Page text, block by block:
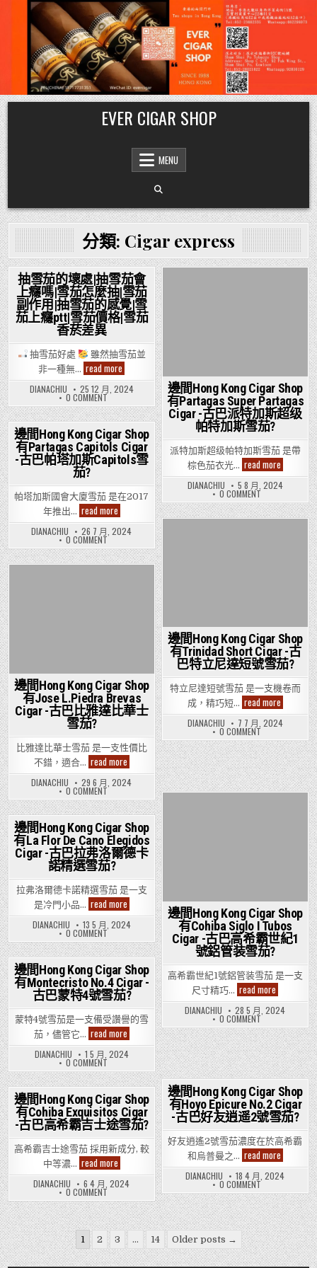
Skip
to
content
EVER CIGAR SHOP
MENU
分類: Cigar express
Posted
in
抽雪茄的壞處|抽雪茄會
上癮嗎|雪茄怎麼抽|雪茄
副作用|抽雪茄的感覺|雪
茄上癮ptt|雪茄價格|雪茄
香菸差異
抽雪茄好處
雖然抽雪茄並
非一種無… read more
雪
茄
的
壞
處|
抽
雪
茄
會
上
癮
雪
茄
怎
抽|
雪
副
作
ptt|
雪
茄
價
格|
雪
香
菸
差
異
DIANACHIU 25 12 月, 2024
0 COMMENTON
抽
雪
茄
的
壞
處|
抽
雪
上
癮
嗎|
雪
茄
怎
抽|
雪
茄
癮
PTT|
雪
茄
價
格|
茄
香
菸
差
異
邊間Hong Kong Cigar Shop
有Partagas Super Partagas
Cigar -古巴派特加斯超级
帕特加斯雪茄?
派特加斯超级帕特加斯雪茄 是帶
棕色茄衣光… read more邊
間
Hong
Kong
Cigar
Shop
有
Partagas
Partagas
超
级
帕
特
加
斯
雪
茄?
DIANACHIU 5 8 月, 2024
0 COMMENT ON
邊
間
HONG
特
加
斯
超
级
帕
特
加
斯
雪
茄?
Posted
in
邊間Hong Kong Cigar Shop
有Partagas Capitols Cigar
-古巴帕塔加斯Capitols雪
茄?
帕塔加斯國會大廈雪茄 是在2017
年推出… read more邊
間
Hong
Kong
Cigar
Shop
有
雪
茄?
DIANACHIU 26 7 月, 2024
0 COMMENTON
邊
間
HONG
加
斯
CAPITOLS
雪
茄?
邊間Hong Kong Cigar Shop
有Trinidad Short Cigar -古
巴特立尼達短號雪茄?
特立尼達短號雪茄 是一支機卷而
成，精巧短… read more邊
間
Hong
Kong
Cigar
Shop
有
Trinidad
Short
Cigar
-
DIANACHIU 7 7 月, 2024
0 COMMENT ON
邊
間
HONG
KONG
CIGAR
SHOP
有
雪
茄?
邊間Hong Kong Cigar Shop
有Jose L.Piedra Brevas
Cigar -古巴比雅達比華士
雪茄?
比雅達比華士雪茄 是一支性價比
不錯，適合… read more邊
間
Hong
Kong
Cigar
Shop
有
Jose
L.Piedra
Brevas
Cigar
-
巴
比
雅
達
比
華
雪
茄?
DIANACHIU 29 6 月, 2024
0 COMMENTON
邊
間
HONG
KONG
CIGAR
SHOP
有
JOSE
L.PIEDRA
BREVAS
CIGAR
-
古
巴
比
雅
比
華
士
雪
茄?
邊間Hong Kong Cigar Shop
有Cohiba Siglo I Tubos
Cigar -古巴高希霸世紀1
號鋁管装雪茄?
高希霸世紀1號鋁管装雪茄 是一支
尺寸精巧… read more
間
Hong
Kong
Cigar
Shop
有
Cohiba
Siglo
I
Tubos
Cigar
-
古
巴
高
希
霸
世
紀
1
號
鋁
管
装
雪
茄?
DIANACHIU 28 5 月, 2024
0 COMMENTON
邊
間
HONG
KONG
CIGAR
SHOP
有
COHIBA
SIGLO
I
TUBOS
CIGAR
-
古
巴
高
希
霸
世
1
號
鋁
管
装
雪
茄?
Posted
in
邊間Hong Kong Cigar Shop
有La Flor De Cano Elegidos
Cigar -古巴拉弗洛爾德卡
諾精選雪茄?
拉弗洛爾德卡諾精選雪茄 是一支
是冷門小品… read more邊
間
Hong
Kong
Cigar
Shop
有
La
Flor
De
Cano
Elegidos
Cigar
-
古
巴
拉
弗
洛
爾
德
卡
諾
精
選
雪
茄?
DIANACHIU 13 5 月, 2024
0 COMMENTON
邊
間
HONG
KONG
CIGAR
SHOP
有
LA
FLOR
DE
CANO
ELEGIDOS
CIGAR
-
古
拉
弗
爾
德
卡
諾
精
選
雪
茄?
Posted
in
邊間Hong Kong Cigar Shop
有Montecristo No.4 Cigar -
古巴蒙特4號雪茄?
蒙特4號雪茄是一支備受讚譽的雪
茄，儘管它… read more邊
間
Hong
Kong
Cigar
Shop
有
Montecristo
No.4
Cigar
-
古
巴
蒙
號
雪
茄?
DIANACHIU 1 5 月, 2024
0 COMMENTON
邊
間
HONG
KONG
CIGAR
SHOP
有
MONTECRISTO
NO.4
CIGAR
-
古
巴
蒙
特
號
雪
茄?
Posted
in
邊間Hong Kong Cigar Shop
有Hoyo Epicure No.2 Cigar
-古巴好友逍遥2號雪茄?
好友逍遙2號雪茄濃度在於高希霸
和烏普曼之… read more邊
間
Hong
Kong
Cigar
Shop
有
Hoyo
Epicure
No.2
Cigar
-
古
DIANACHIU 18 4 月, 2024
0 COMMENTON
邊
間
HONG
KONG
CIGAR
SHOP
有
HOYO
EPICURE
Posted
in
邊間Hong Kong Cigar Shop
有Cohiba Exquisitos Cigar
-古巴高希霸吉士途雪茄?
高希霸吉士途雪茄 採用新成分, 較
中等濃… read more邊
間
Hong
Kong
Cigar
Shop
有
Cohiba
Exquisitos
Cigar
-
古
DIANACHIU 6 4 月, 2024
0 COMMENT ON
邊
間
HONG
KONG
CIGAR
SHOP
有
COHIBA
Posts
pagination
1 2 3 ... 14 Older posts →